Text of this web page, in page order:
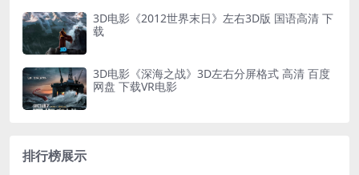
3D电影《2012世界末日》左右3D版 国语高清 下
载
3D电影《深海之战》3D左右分屏格式 高清 百度
网盘 下载VR电影
排行榜展示